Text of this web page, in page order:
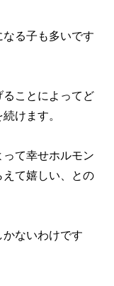
る子も多いです
ことによってど
けます。
て幸せホルモン
て嬉しい、との
ないわけです